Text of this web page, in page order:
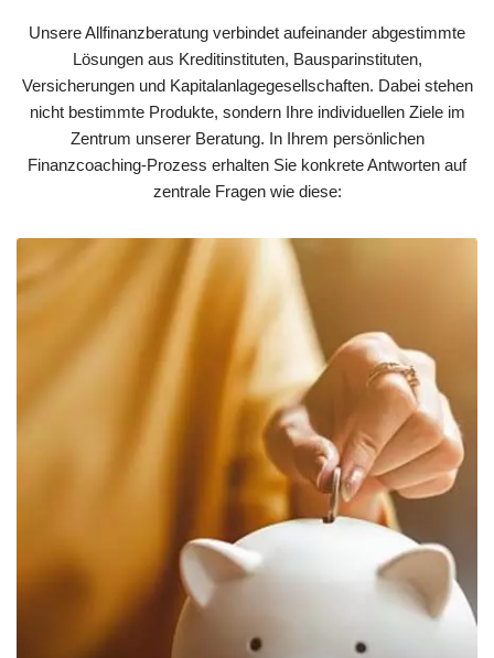
Unsere Allfinanzberatung verbindet aufeinander abgestimmte
Lösungen aus Kreditinstituten, Bausparinstituten,
Versicherungen und Kapitalanlagegesellschaften. Dabei stehen
nicht bestimmte Produkte, sondern Ihre individuellen Ziele im
Zentrum unserer Beratung. In Ihrem persönlichen
Finanzcoaching-Prozess erhalten Sie konkrete Antworten auf
zentrale Fragen wie diese: